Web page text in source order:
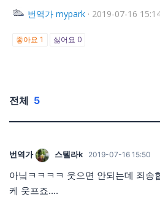
번역가 mypark · 2019-07-16
좋아요 1 싫어요 0
전체 5
번역가 스텔라k 2019-07-16 15:50
아닠ㅋㅋㅋㅋ 웃으면 안되는데 죄송
케 웃프죠....